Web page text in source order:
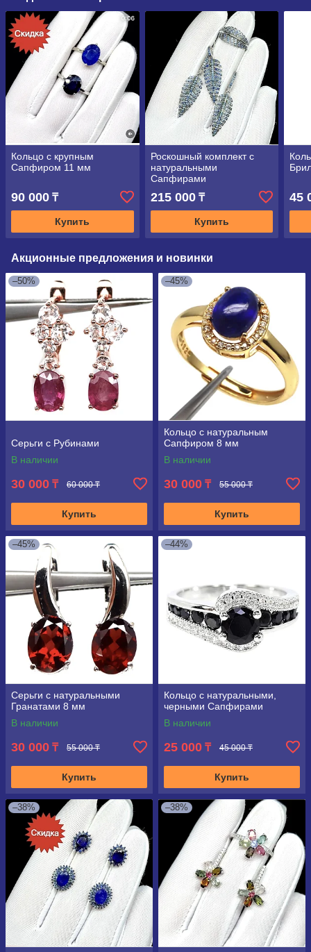
Кольцо с крупным
Сапфиром 11 мм
90 000 ₸
Купить
Роскошный комплект с
натуральными
Сапфирами
215 000₸
Купить
45
Акционные предложения и новинки
–50%
Серьги с Рубинами
В наличии
30 000 ₸ 60 000 ₸
Купить
–45%
Кольцо с натуральным
Сапфиром 8 мм
В наличии
30 000 ₸ 55 000 ₸
Купить
–45%
Серьги с натуральными
Гранатами 8 мм
В наличии
30 000 ₸ 55 000 ₸
Купить
–44%
Кольцо с натуральными,
черными Сапфирами
В наличии
25 000 ₸ 45 000 ₸
Купить
–38% –38%